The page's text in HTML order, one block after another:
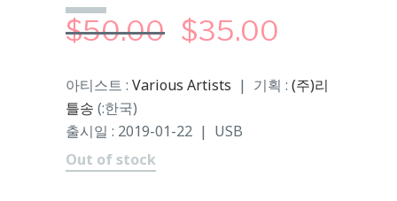
$50.00 $35.00
아티스트 : Various Artists | 기획 : (주)리
틀송 (:한국)
출시일 : 2019-01-22 | USB
Out of stock